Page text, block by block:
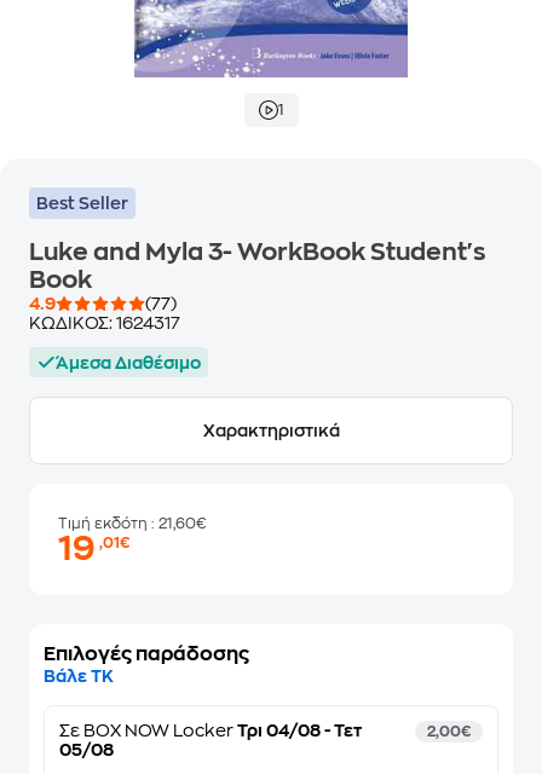
1
Best Seller
Luke and Myla 3- WorkBook Student's
Book
4.9
(77)
ΚΩΔΙΚΟΣ: 1624317
Άμεσα Διαθέσιμο
Χαρακτηριστικά
Τιμή εκδότη : 21,60€
19,01€
Επιλογές παράδοσης
Βάλε ΤΚ
Σε BOX NOW Locker Τρι 04/08 - Τετ
05/08
2,00€